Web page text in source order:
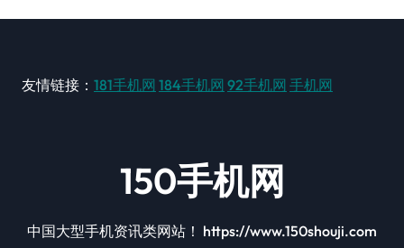
友情链接： 181手机网 184手机网 92手机网 手机网
150手机网
中国大型手机资讯类网站！ https://www.150shouji.com